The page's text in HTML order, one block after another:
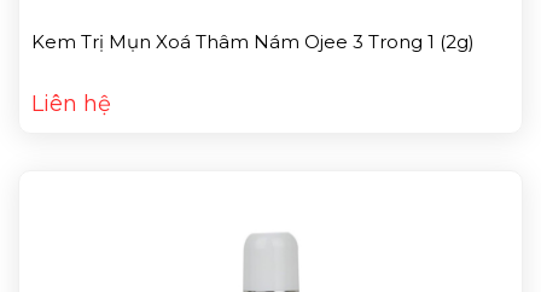
Kem Trị Mụn Xoá Thâm Nám Ojee 3 Trong 1 (2g)
Liên hệ